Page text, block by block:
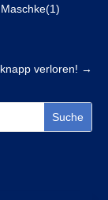
verloren! →